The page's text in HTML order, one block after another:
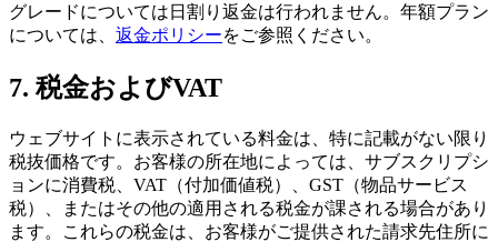
グレードについては日割り返金は行われません。年額プラン
については、 返金ポリシーをご参照ください。
7. 税金およびVAT
ウェブサイトに表示されている料金は、特に記載がない限り
税抜価格です。お客様の所在地によっては、サブスクリプシ
ョンに消費税、VAT（付加価値税）、GST（物品サービス
税）、またはその他の適用される税金が課される場合があり
ます。これらの税金は、お客様がご提供された請求先住所に